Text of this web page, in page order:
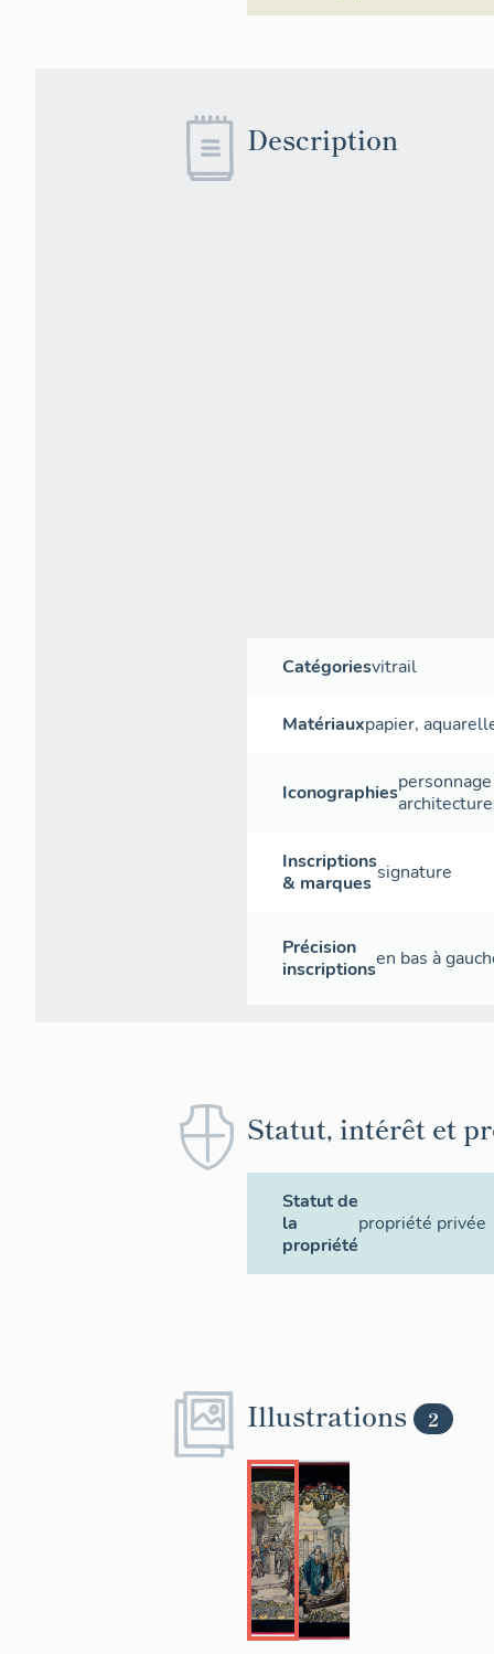
Description
Catégoriesvitrail
Matériauxpapier,
Iconographiespersonnage
architecture
Inscriptions
& marques signature
Précision
inscriptionsen bas à
Statut, intérêt et
Statut de
la
propriété
propriété privée
Illustrations 2